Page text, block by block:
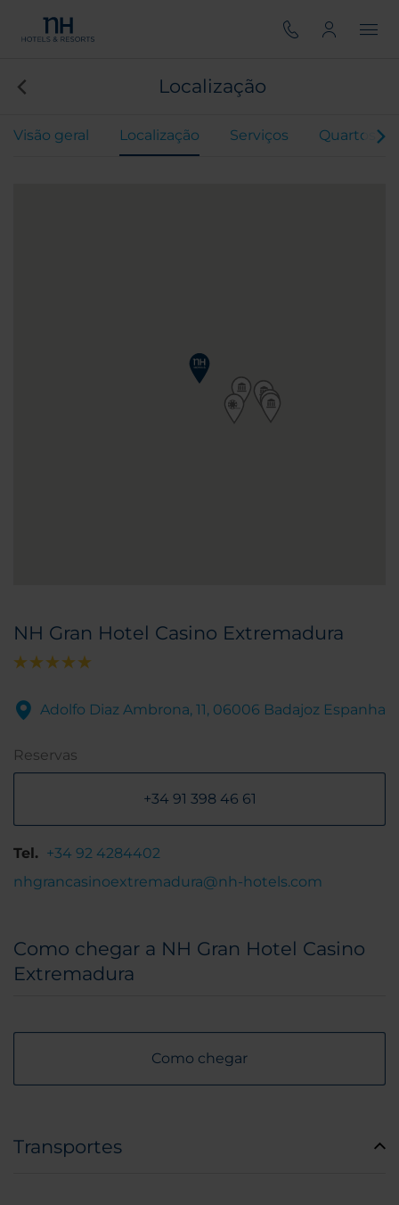
Localização
Visão geral Localização Serviços Quartos
NH Gran Hotel Casino Extremadura
Adolfo Diaz Ambrona, 11, 06006 Badajoz Espanha
Reservas
+34 91 398 46 61
Tel. +34 92 4284402
nhgrancasinoextremadura@nh-hotels.com
Como chegar a NH Gran Hotel Casino
Extremadura
Como chegar
Transportes